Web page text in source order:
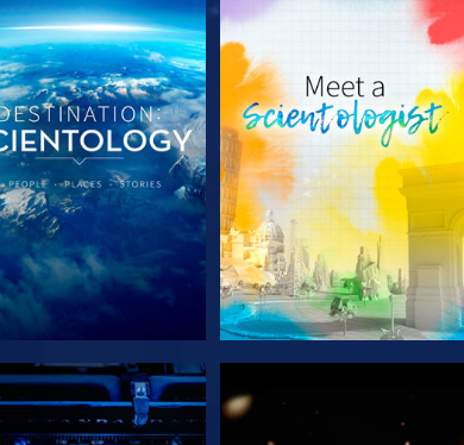
VERKEN DE SERIE VERKEN DE SERIE